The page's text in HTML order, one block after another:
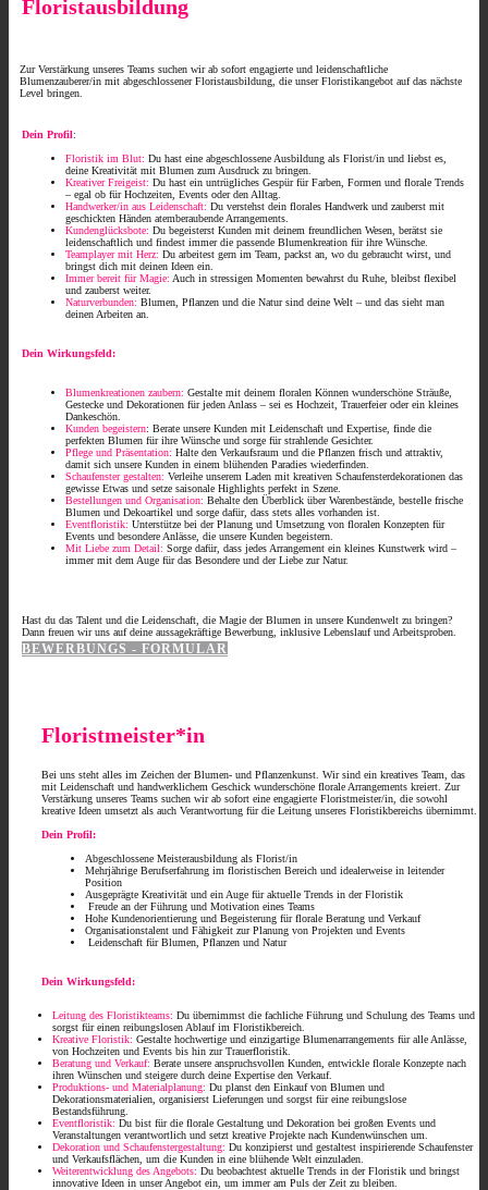
Floristausbildung
Zur Verstärkung unseres Teams suchen wir ab sofort engagierte und leidenschaftliche
Blumenzauberer/in mit abgeschlossener Floristausbildung, die unser Floristikangebot auf das nächste
Level bringen.
Dein Profil:
Floristik im Blut: Du hast eine abgeschlossene Ausbildung als Florist/in und liebst es,
deine Kreativität mit Blumen zum Ausdruck zu bringen.
Kreativer Freigeist: Du hast ein untrügliches Gespür für Farben, Formen und florale Trends
– egal ob für Hochzeiten, Events oder den Alltag.
Handwerker/in aus Leidenschaft: Du verstehst dein florales Handwerk und zauberst mit
geschickten Händen atemberaubende Arrangements.
Kundenglücksbote: Du begeisterst Kunden mit deinem freundlichen Wesen, berätst sie
leidenschaftlich und findest immer die passende Blumenkreation für ihre Wünsche.
Teamplayer mit Herz: Du arbeitest gern im Team, packst an, wo du gebraucht wirst, und
bringst dich mit deinen Ideen ein.
Immer bereit für Magie: Auch in stressigen Momenten bewahrst du Ruhe, bleibst flexibel
und zauberst weiter.
Naturverbunden: Blumen, Pflanzen und die Natur sind deine Welt – und das sieht man
deinen Arbeiten an.
Dein Wirkungsfeld:
Blumenkreationen zaubern: Gestalte mit deinem floralen Können wunderschöne Sträuße,
Gestecke und Dekorationen für jeden Anlass – sei es Hochzeit, Trauerfeier oder ein kleines
Dankeschön.
Kunden begeistern: Berate unsere Kunden mit Leidenschaft und Expertise, finde die
perfekten Blumen für ihre Wünsche und sorge für strahlende Gesichter.
Pflege und Präsentation: Halte den Verkaufsraum und die Pflanzen frisch und attraktiv,
damit sich unsere Kunden in einem blühenden Paradies wiederfinden.
Schaufenster gestalten: Verleihe unserem Laden mit kreativen Schaufensterdekorationen das
gewisse Etwas und setze saisonale Highlights perfekt in Szene.
Bestellungen und Organisation: Behalte den Überblick über Warenbestände, bestelle frische
Blumen und Dekoartikel und sorge dafür, dass stets alles vorhanden ist.
Eventfloristik: Unterstütze bei der Planung und Umsetzung von floralen Konzepten für
Events und besondere Anlässe, die unsere Kunden begeistern.
Mit Liebe zum Detail: Sorge dafür, dass jedes Arrangement ein kleines Kunstwerk wird –
immer mit dem Auge für das Besondere und der Liebe zur Natur.
Hast du das Talent und die Leidenschaft, die Magie der Blumen in unsere Kundenwelt zu bringen?
Dann freuen wir uns auf deine aussagekräftige Bewerbung, inklusive Lebenslauf und Arbeitsproben.
BEWERBUNGS - FORMULAR
Floristmeister*in
Bei uns steht alles im Zeichen der Blumen- und Pflanzenkunst. Wir sind ein kreatives Team, das
mit Leidenschaft und handwerklichem Geschick wunderschöne florale Arrangements kreiert. Zur
Verstärkung unseres Teams suchen wir ab sofort eine engagierte Floristmeister/in, die sowohl
kreative Ideen umsetzt als auch Verantwortung für die Leitung unseres Floristikbereichs übernimmt.
Dein Profil:
Abgeschlossene Meisterausbildung als Florist/in
Mehrjährige Berufserfahrung im floristischen Bereich und idealerweise in leitender
Position
Ausgeprägte Kreativität und ein Auge für aktuelle Trends in der Floristik
Freude an der Führung und Motivation eines Teams
Hohe Kundenorientierung und Begeisterung für florale Beratung und Verkauf
Organisationstalent und Fähigkeit zur Planung von Projekten und Events
Leidenschaft für Blumen, Pflanzen und Natur
Dein Wirkungsfeld:
Leitung des Floristikteams: Du übernimmst die fachliche Führung und Schulung des Teams und
sorgst für einen reibungslosen Ablauf im Floristikbereich.
Kreative Floristik: Gestalte hochwertige und einzigartige Blumenarrangements für alle Anlässe,
von Hochzeiten und Events bis hin zur Trauerfloristik.
Beratung und Verkauf: Berate unsere anspruchsvollen Kunden, entwickle florale Konzepte nach
ihren Wünschen und steigere durch deine Expertise den Verkauf.
Produktions- und Materialplanung: Du planst den Einkauf von Blumen und
Dekorationsmaterialien, organisierst Lieferungen und sorgst für eine reibungslose
Bestandsführung.
Eventfloristik: Du bist für die florale Gestaltung und Dekoration bei großen Events und
Veranstaltungen verantwortlich und setzt kreative Projekte nach Kundenwünschen um.
Dekoration und Schaufenstergestaltung: Du konzipierst und gestaltest inspirierende Schaufenster
und Verkaufsflächen, um die Kunden in eine blühende Welt einzuladen.
Weiterentwicklung des Angebots: Du beobachtest aktuelle Trends in der Floristik und bringst
innovative Ideen in unser Angebot ein, um immer am Puls der Zeit zu bleiben.